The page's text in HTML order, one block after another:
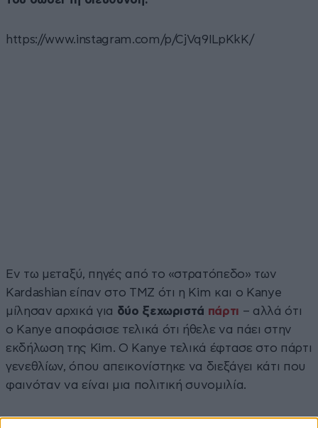
https://www.instagram.com/p/CjVq9ILpKkK/
Εν τω μεταξύ, πηγές από το «στρατόπεδο» των
Kardashian είπαν στο TMZ ότι η Kim και ο Kanye
μίλησαν αρχικά για δύο ξεχωριστά πάρτι – αλλά ότι
ο Kanye αποφάσισε τελικά ότι ήθελε να πάει στην
εκδήλωση της Kim. Ο Kanye τελικά έφτασε στο πάρτι
γενεθλίων, όπου απεικονίστηκε να διεξάγει κάτι που
φαινόταν να είναι μια πολιτική συνομιλία.